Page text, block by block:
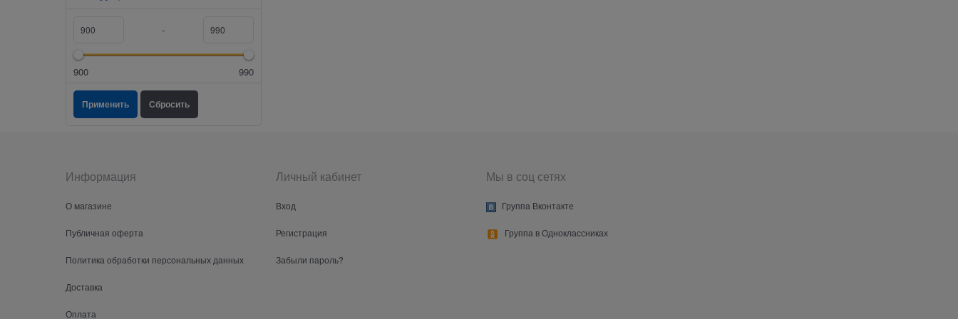
-
900 990
Информация
О магазине
Публичная оферта
Политика обработки персональных данных
Доставка
Оплата
Личный кабинет
Вход
Регистрация
Забыли пароль?
Мы в соц сетях
Группа Вконтакте
Группа в Одноклассниках